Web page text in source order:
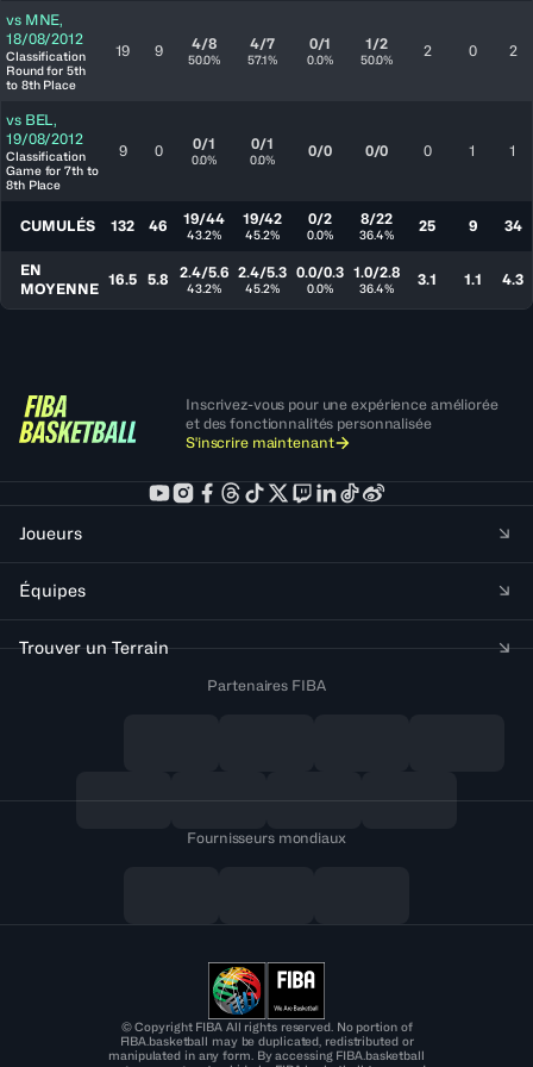
vs MNE,
18/08/2012
Classification
Round for 5th
to 8th Place
19 9 4/8
50.0%
4/7
57.1%
0/1
0.0%
1/2
50.0% 2 0 2
vs BEL,
19/08/2012
Classification
Game for 7th to
8th Place
9 0 0/1
0.0%
0/1
0.0% 0/0 0/0 0 1 1
CUMULÉS 132 46 19/44
43.2%
19/42
45.2%
0/2
0.0%
8/22
36.4% 25 9 34
EN
MOYENNE
16.5 5.8 2.4/5.6
43.2%
2.4/5.3
45.2%
0.0/0.3
0.0%
1.0/2.8
36.4% 3.1 1.1 4.3
Inscrivez-vous pour une expérience améliorée
et des fonctionnalités personnalisée
S'inscrire maintenant
Joueurs
Équipes
Trouver un Terrain
Partenaires FIBA
Fournisseurs mondiaux
© Copyright FIBA All rights reserved. No portion of
FIBA.basketball may be duplicated, redistributed or
manipulated in any form. By accessing FIBA.basketball